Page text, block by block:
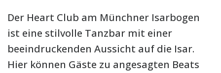
Der Heart Club am Münchner Isarbogen
ist eine stilvolle Tanzbar mit einer
beeindruckenden Aussicht auf die Isar.
Hier können Gäste zu angesagten Beats